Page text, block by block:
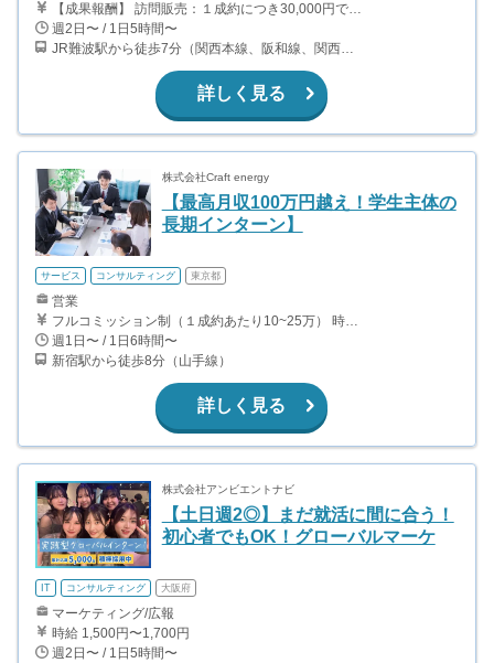
【成果報酬】 訪問販売：１成約につき30,000円です。 例えば、光インターネットの成約であれば、平均的に2.5日で1件の契約が見込めます。（12,000円/1日6時間稼働） ＜月収例＞月に100万以上稼ぐ方もいます！ ・月5件成約：150,000円 ・月15件成約：450,000円 ・月30成約：900,000円➕マネジメントインセンティブ300,000円 合計1,200,000円 時給換算で2,000円程度が、平均的なインターン生の報酬となっています。
週2日〜 / 1日5時間〜
JR難波駅から徒歩7分（関西本線、阪和線、関西空港線） 大阪難波駅から徒歩13分（近鉄奈良線、阪神なんば線） 桜川駅から徒歩4分（大阪メトロ千日前線、阪神なんば線）
詳しく見る
株式会社Craft energy
【最高月収100万円越え！学生主体の
長期インターン】
サービス コンサルティング 東京都
営業
フルコミッション制（１成約あたり10~25万） 時給換算で（2000円〜2500円）程度が目安となります。 月100万を稼ぐ学生多数在籍しています。 ■収入例 〇入社1か月目（早稲田大学2年生） 役職：アポインター 月間1契約×10万円＝10万円 ＋交通費 〇入社3か月目（明治大学2年生） 役職：アポインター 月間2契約×13万円＝26万円 ＋交通費 〇入社6か月目（慶應義塾大学3年生） 役職：アポインター 月間5契約×15万円＝75万円 ＋交通費 〇入社15か月目（東京大学3年生） 役職：クローザー 月間3契約×25万=75万円 ＋交通費 交通費支給あり
週1日〜 / 1日6時間〜
新宿駅から徒歩8分（山手線）
詳しく見る
株式会社アンビエントナビ
【土日週2◎】まだ就活に間に合う！
初心者でもOK！グローバルマーケ
IT コンサルティング 大阪府
マーケティング/広報
時給 1,500円〜1,700円
週2日〜 / 1日5時間〜